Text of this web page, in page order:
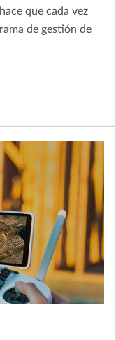
que cada vez
de gestión de